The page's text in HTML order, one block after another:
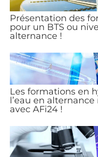
Présentation des
pour un BTS ou
alternance !
Les formations en
l’eau en alternance
avec AFi24 !